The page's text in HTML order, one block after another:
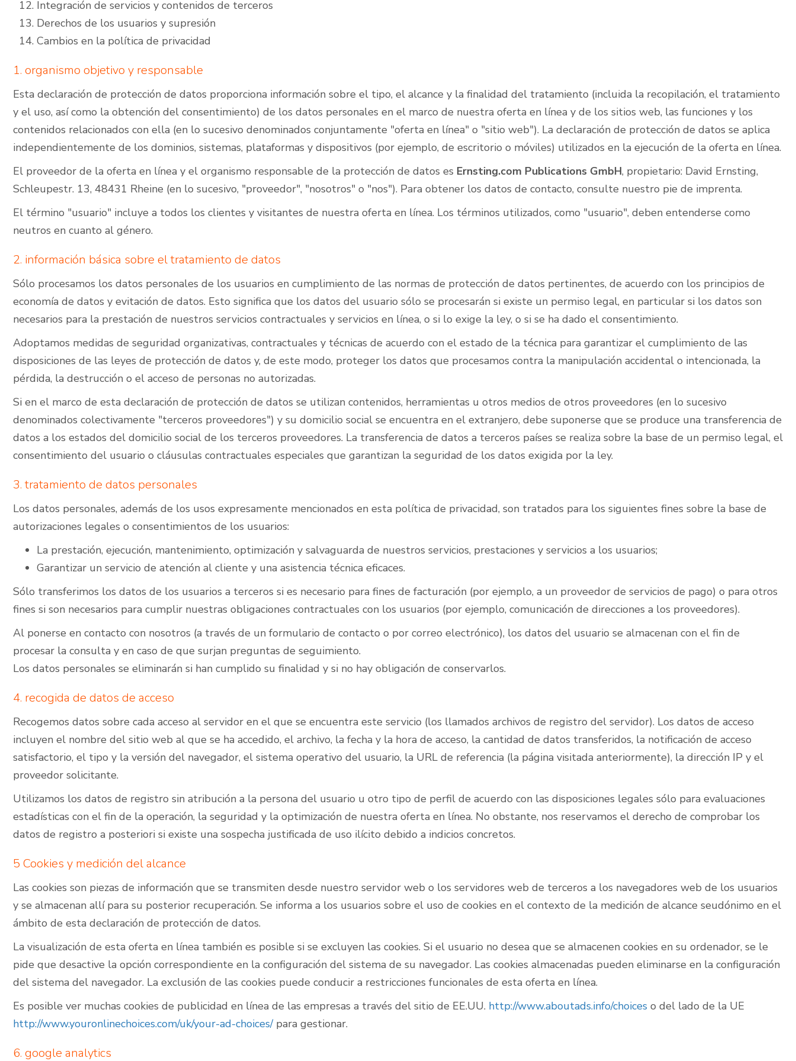
Integración de servicios y contenidos de terceros
Derechos de los usuarios y supresión
Cambios en la política de privacidad
1. organismo objetivo y responsable
Esta declaración de protección de datos proporciona información sobre el tipo, el alcance y la finalidad del tratamiento (incluida la recopilación, el tratamiento
y el uso, así como la obtención del consentimiento) de los datos personales en el marco de nuestra oferta en línea y de los sitios web, las funciones y los
contenidos relacionados con ella (en lo sucesivo denominados conjuntamente "oferta en línea" o "sitio web"). La declaración de protección de datos se aplica
independientemente de los dominios, sistemas, plataformas y dispositivos (por ejemplo, de escritorio o móviles) utilizados en la ejecución de la oferta en línea.
El proveedor de la oferta en línea y el organismo responsable de la protección de datos es Ernsting.com Publications GmbH, propietario: David Ernsting,
Schleupestr. 13, 48431 Rheine (en lo sucesivo, "proveedor", "nosotros" o "nos"). Para obtener los datos de contacto, consulte nuestro pie de imprenta.
El término "usuario" incluye a todos los clientes y visitantes de nuestra oferta en línea. Los términos utilizados, como "usuario", deben entenderse como
neutros en cuanto al género.
2. información básica sobre el tratamiento de datos
Sólo procesamos los datos personales de los usuarios en cumplimiento de las normas de protección de datos pertinentes, de acuerdo con los principios de
economía de datos y evitación de datos. Esto significa que los datos del usuario sólo se procesarán si existe un permiso legal, en particular si los datos son
necesarios para la prestación de nuestros servicios contractuales y servicios en línea, o si lo exige la ley, o si se ha dado el consentimiento.
Adoptamos medidas de seguridad organizativas, contractuales y técnicas de acuerdo con el estado de la técnica para garantizar el cumplimiento de las
disposiciones de las leyes de protección de datos y, de este modo, proteger los datos que procesamos contra la manipulación accidental o intencionada, la
pérdida, la destrucción o el acceso de personas no autorizadas.
Si en el marco de esta declaración de protección de datos se utilizan contenidos, herramientas u otros medios de otros proveedores (en lo sucesivo
denominados colectivamente "terceros proveedores") y su domicilio social se encuentra en el extranjero, debe suponerse que se produce una transferencia de
datos a los estados del domicilio social de los terceros proveedores. La transferencia de datos a terceros países se realiza sobre la base de un permiso legal, el
consentimiento del usuario o cláusulas contractuales especiales que garantizan la seguridad de los datos exigida por la ley.
3. tratamiento de datos personales
Los datos personales, además de los usos expresamente mencionados en esta política de privacidad, son tratados para los siguientes fines sobre la base de
autorizaciones legales o consentimientos de los usuarios:
La prestación, ejecución, mantenimiento, optimización y salvaguarda de nuestros servicios, prestaciones y servicios a los usuarios;
Garantizar un servicio de atención al cliente y una asistencia técnica eficaces.
Sólo transferimos los datos de los usuarios a terceros si es necesario para fines de facturación (por ejemplo, a un proveedor de servicios de pago) o para otros
fines si son necesarios para cumplir nuestras obligaciones contractuales con los usuarios (por ejemplo, comunicación de direcciones a los proveedores).
Al ponerse en contacto con nosotros (a través de un formulario de contacto o por correo electrónico), los datos del usuario se almacenan con el fin de
procesar la consulta y en caso de que surjan preguntas de seguimiento.
Los datos personales se eliminarán si han cumplido su finalidad y si no hay obligación de conservarlos.
4. recogida de datos de acceso
Recogemos datos sobre cada acceso al servidor en el que se encuentra este servicio (los llamados archivos de registro del servidor). Los datos de acceso
incluyen el nombre del sitio web al que se ha accedido, el archivo, la fecha y la hora de acceso, la cantidad de datos transferidos, la notificación de acceso
satisfactorio, el tipo y la versión del navegador, el sistema operativo del usuario, la URL de referencia (la página visitada anteriormente), la dirección IP y el
proveedor solicitante.
Utilizamos los datos de registro sin atribución a la persona del usuario u otro tipo de perfil de acuerdo con las disposiciones legales sólo para evaluaciones
estadísticas con el fin de la operación, la seguridad y la optimización de nuestra oferta en línea. No obstante, nos reservamos el derecho de comprobar los
datos de registro a posteriori si existe una sospecha justificada de uso ilícito debido a indicios concretos.
5 Cookies y medición del alcance
Las cookies son piezas de información que se transmiten desde nuestro servidor web o los servidores web de terceros a los navegadores web de los usuarios
y se almacenan allí para su posterior recuperación. Se informa a los usuarios sobre el uso de cookies en el contexto de la medición de alcance seudónimo en el
ámbito de esta declaración de protección de datos.
La visualización de esta oferta en línea también es posible si se excluyen las cookies. Si el usuario no desea que se almacenen cookies en su ordenador, se le
pide que desactive la opción correspondiente en la configuración del sistema de su navegador. Las cookies almacenadas pueden eliminarse en la configuración
del sistema del navegador. La exclusión de las cookies puede conducir a restricciones funcionales de esta oferta en línea.
Es posible ver muchas cookies de publicidad en línea de las empresas a través del sitio de EE.UU. http://www.aboutads.info/choices o del lado de la UE
http://www.youronlinechoices.com/uk/your-ad-choices/para gestionar.
6. google analytics